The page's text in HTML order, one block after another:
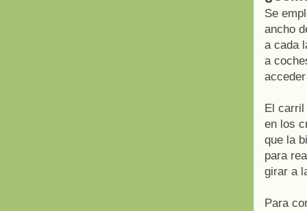
Se
ancho
a cada
a
El carril
en los
que la
para
girar a
Para